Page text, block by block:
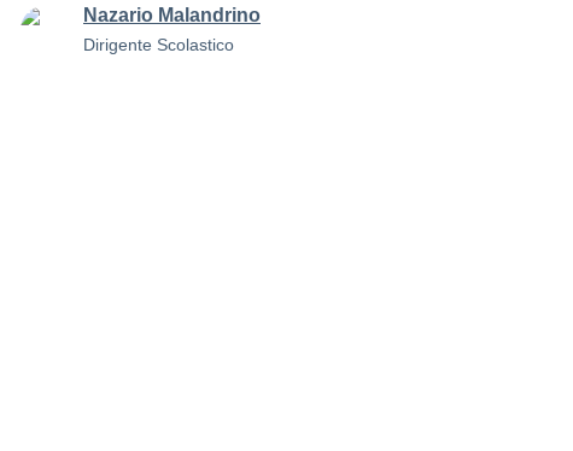
Nazario Malandrino
Dirigente Scolastico